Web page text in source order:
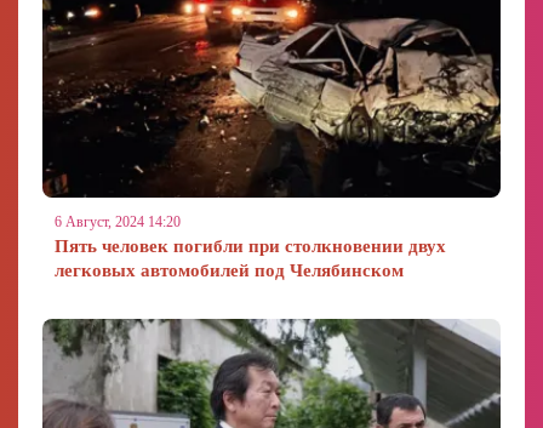
6 Август, 2024 14:20
Пять человек погибли при столкновении двух
легковых автомобилей под Челябинском